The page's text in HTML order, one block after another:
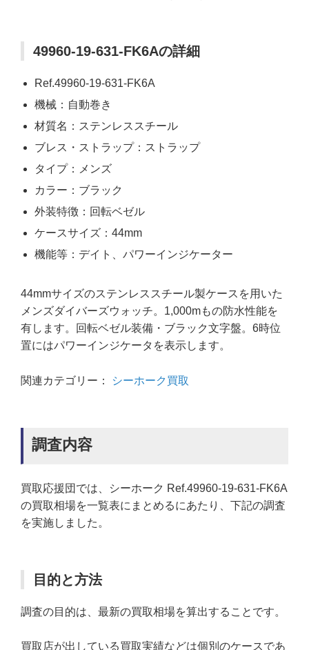
49960-19-631-FK6Aの詳細
Ref.49960-19-631-FK6A
機械：自動巻き
材質名：ステンレススチール
ブレス・ストラップ：ストラップ
タイプ：メンズ
カラー：ブラック
外装特徴：回転ベゼル
ケースサイズ：44mm
機能等：デイト、パワーインジケーター
44mmサイズのステンレススチール製ケースを用いた
メンズダイバーズウォッチ。1,000mもの防水性能を
有します。回転ベゼル装備・ブラック文字盤。6時位
置にはパワーインジケータを表示します。
関連カテゴリー： シーホーク買取
調査内容
買取応援団では、シーホーク Ref.49960-19-631-FK6A
の買取相場を一覧表にまとめるにあたり、下記の調査
を実施しました。
目的と方法
調査の目的は、最新の買取相場を算出することです。
買取店が出している買取実績などは個別のケースであ